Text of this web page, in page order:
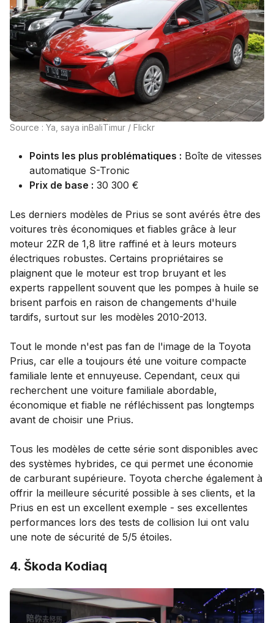
Source : Ya, saya inBaliTimur / Flickr
Points les plus problématiques : Boîte de vitesses
automatique S-Tronic
Prix de base : 30 300 €
Les derniers modèles de Prius se sont avérés être des
voitures très économiques et fiables grâce à leur
moteur 2ZR de 1,8 litre raffiné et à leurs moteurs
électriques robustes. Certains propriétaires se
plaignent que le moteur est trop bruyant et les
experts rappellent souvent que les pompes à huile se
brisent parfois en raison de changements d'huile
tardifs, surtout sur les modèles 2010-2013.
Tout le monde n'est pas fan de l'image de la Toyota
Prius, car elle a toujours été une voiture compacte
familiale lente et ennuyeuse. Cependant, ceux qui
recherchent une voiture familiale abordable,
économique et fiable ne réfléchissent pas longtemps
avant de choisir une Prius.
Tous les modèles de cette série sont disponibles avec
des systèmes hybrides, ce qui permet une économie
de carburant supérieure. Toyota cherche également à
offrir la meilleure sécurité possible à ses clients, et la
Prius en est un excellent exemple - ses excellentes
performances lors des tests de collision lui ont valu
une note de sécurité de 5/5 étoiles.
4. Škoda Kodiaq